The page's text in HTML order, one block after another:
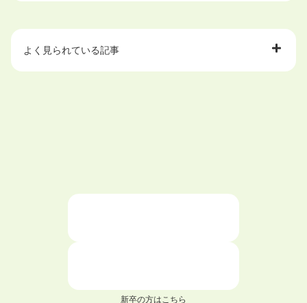
よく見られている記事
仕事が続かない人の特徴と対処法を解説！
面接 記事一覧
新卒の方はこちら